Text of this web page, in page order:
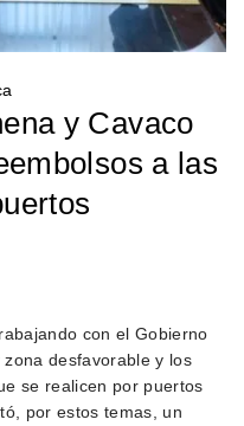
y Cavaco
a las
con el Gobierno
desfavorable y los
se realicen por puertos
por estos temas, un